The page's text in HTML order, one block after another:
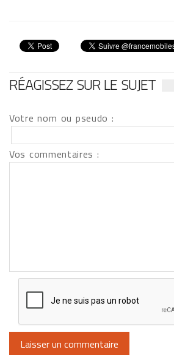
RÉAGISSEZ SUR LE SUJET
Votre nom ou pseudo :
Vos commentaires :